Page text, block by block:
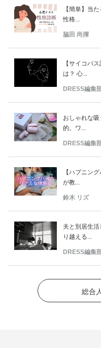
【簡単】当
性格...
脇田 尚揮
【サイコパ
は？ 心...
DRESS編集
おしゃれな
的。ワ...
DRESS編集
【ハプニン
が教...
鈴木 リズ
夫と別居生
り越える...
DRESS編集
総合